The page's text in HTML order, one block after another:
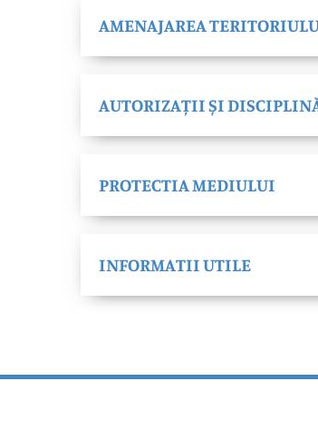
AMENAJAREA
AUTORIZAȚII ȘI
PROTECTIA MEDIULUI
INFORMATII UTILE